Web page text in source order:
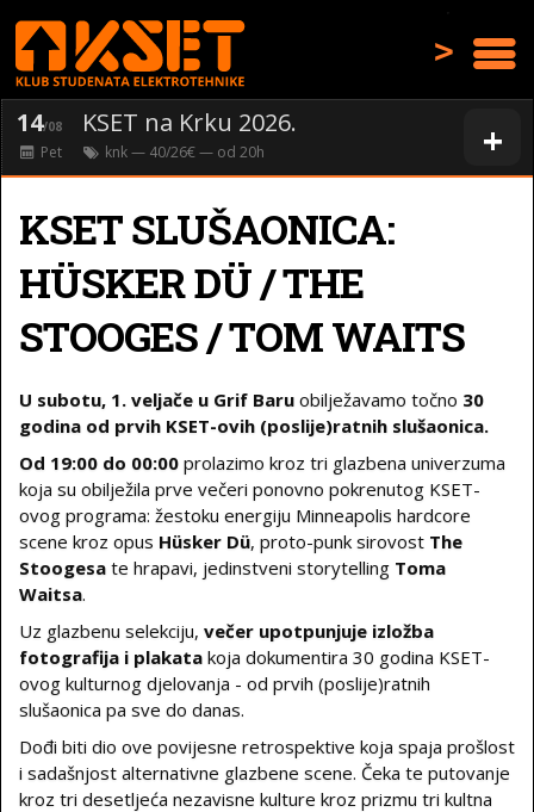
>
+
14/08 KSET na Krku 2026.
Pet knk— 40/26€ — od 20h
KSET SLUŠAONICA:
HÜSKER DÜ / THE
STOOGES / TOM WAITS
U subotu, 1. veljače u Grif Baru obilježavamo točno 30
godina od prvih KSET-ovih (poslije)ratnih slušaonica.
Od 19:00 do 00:00 prolazimo kroz tri glazbena univerzuma
koja su obilježila prve večeri ponovno pokrenutog KSET-
ovog programa: žestoku energiju Minneapolis hardcore
scene kroz opus Hüsker Dü, proto-punk sirovost The
Stoogesa te hrapavi, jedinstveni storytelling Toma
Waitsa.
Uz glazbenu selekciju, večer upotpunjuje izložba
fotografija i plakata koja dokumentira 30 godina KSET-
ovog kulturnog djelovanja - od prvih (poslije)ratnih
slušaonica pa sve do danas.
Dođi biti dio ove povijesne retrospektive koja spaja prošlost
i sadašnjost alternativne glazbene scene. Čeka te putovanje
kroz tri desetljeća nezavisne kulture kroz prizmu tri kultna